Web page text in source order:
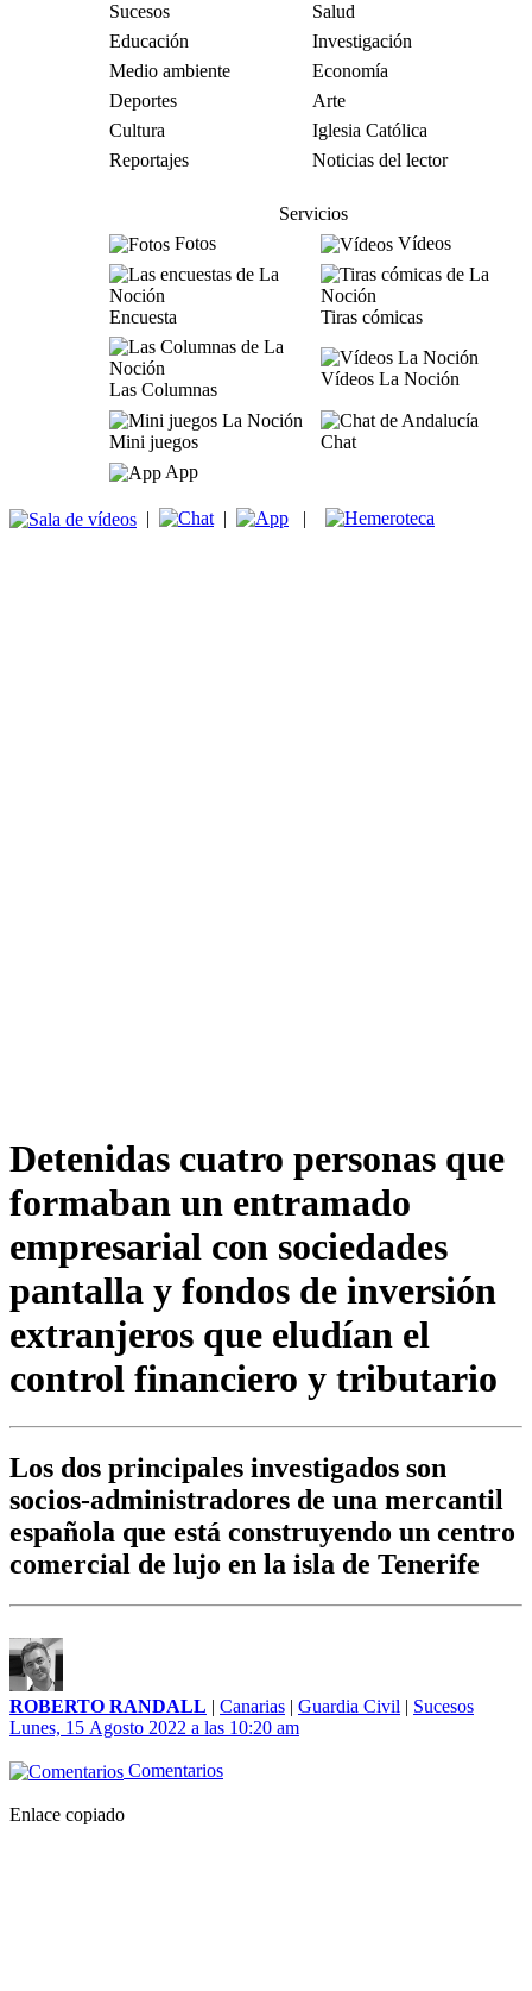
Sucesos
Salud
Educación
Investigación
Medio ambiente
Economía
Deportes
Arte
Cultura
Iglesia Católica
Reportajes
Noticias del lector
Servicios
Fotos
Vídeos
Encuesta Tiras cómicas
Las Columnas
Vídeos La Noción
Mini juegos
Chat
App
| | |
Detenidas cuatro personas que
formaban un entramado
empresarial con sociedades
pantalla y fondos de inversión
extranjeros que eludían el
control financiero y tributario
Los dos principales investigados son
socios-administradores de una mercantil
española que está construyendo un centro
comercial de lujo en la isla de Tenerife
ROBERTO RANDALL | Canarias | Guardia Civil | Sucesos
Lunes, 15 Agosto 2022 a las 10:20 am
Comentarios
Enlace copiado